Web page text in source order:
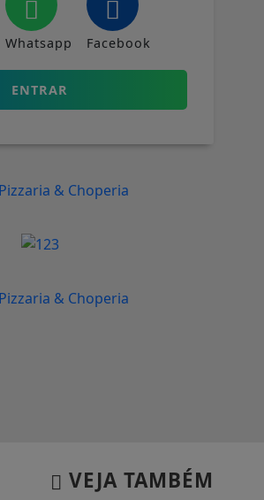
Whatsapp Facebook
ENTRAR
VEJA TAMBÉM